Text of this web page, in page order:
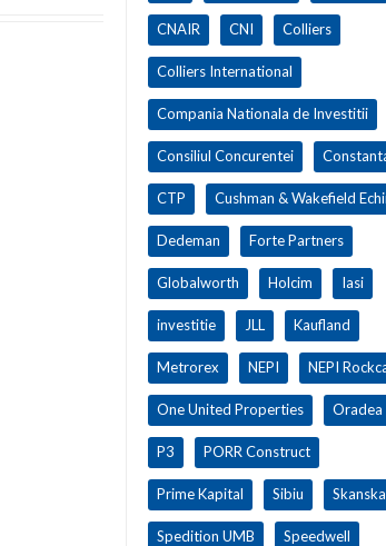
CNAIR CNI Colliers
Colliers International
Compania Nationala de Investitii
Consiliul Concurentei
CTP Cushman & Wakefield
Dedeman Forte Partners
Globalworth Holcim Iasi
investitie JLL Kaufland
Metrorex NEPI NEPI
One United Properties Oradea
P3 PORR Construct
Prime Kapital Sibiu Skanska
Spedition UMB Speedwell